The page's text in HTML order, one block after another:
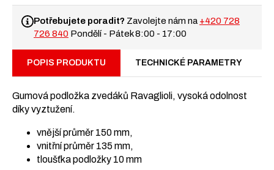
Potřebujete poradit? Zavolejte nám na +420 728
726 840 Pondělí - Pátek 8:00 - 17:00
POPIS PRODUKTU TECHNICKÉ PARAMETRY
Gumová podložka zvedáků Ravaglioli, vysoká odolnost
díky vyztužení.
vnější průměr 150 mm,
vnitřní průměr 135 mm,
tloušťka podložky 10 mm